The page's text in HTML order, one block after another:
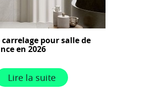
carrelage pour salle de
en 2026
Lire la suite